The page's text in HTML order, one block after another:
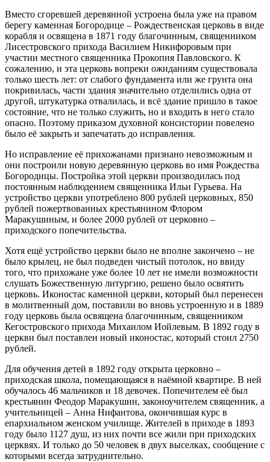
Вместо сгоревшей деревянной устроена была уже на правом
берегу каменная Богородице – Рождественская церковь в виде
корабля и освящена в 1871 году благочинным, священником
Лисестровского прихода Василием Никифоровым при
участии местного священника Прокопия Павловского. К
сожалению, и эта церковь вопреки ожиданиям существовала
только шесть лет: от слабого фундамента или же грунта она
покривилась, части здания значительно отделились одна от
другой, штукатурка отвалилась, и всё здание пришло в такое
состояние, что не только служить, но и входить в него стало
опасно. Поэтому приказом духовной консистории повелено
было её закрыть и запечатать до исправления.
Но исправление её прихожанами признано невозможным и
они построили новую деревянную церковь во имя Рождества
Богородицы. Постройка этой церкви производилась под
постоянным наблюдением священника Ильи Гурьева. На
устройство церкви употреблено 800 рублей церковных, 850
рублей пожертвованных крестьянином Флором
Маракушиным, и более 2000 рублей от церковно –
приходского попечительства.
Хотя ещё устройство церкви было не вполне закончено – не
было крылец, не был подведен чистый потолок, но ввиду
того, что прихожане уже более 10 лет не имели возможности
слушать Божественную литургию, решено было освятить
церковь. Иконостас каменной церкви, который был перенесен
в молитвенный дом, поставили во вновь устроенную и в 1889
году церковь была освящена благочинным, священником
Кегостровского прихода Михаилом Иойлевым. В 1892 году в
церкви был поставлен новый иконостас, который стоил 2750
рублей.
Для обучения детей в 1892 году открыта церковно –
приходская школа, помещающаяся в наёмной квартире. В ней
обучалось 46 мальчиков и 18 девочек. Попечителем её был
крестьянин Феодор Маракушин, законоучителем священник, а
учительницей – Анна Нифантова, окончившая курс в
епархиальном женском училище. Жителей в приходе в 1893
году было 1127 душ, из них почти все жили при приходских
церквях. И только до 50 человек в двух выселках, сообщение с
которыми всегда затруднительно.